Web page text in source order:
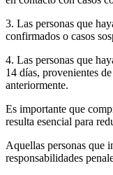
3. Las personas que
confirmados o casos
4. Las personas que
14 días, provenientes
anteriormente.
Es importante que
resulta esencial para
Aquellas personas que
responsabilidades